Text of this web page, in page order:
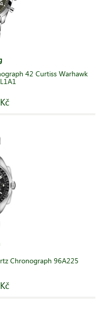
42 Curtiss Warhawk
Chronograph 96A225